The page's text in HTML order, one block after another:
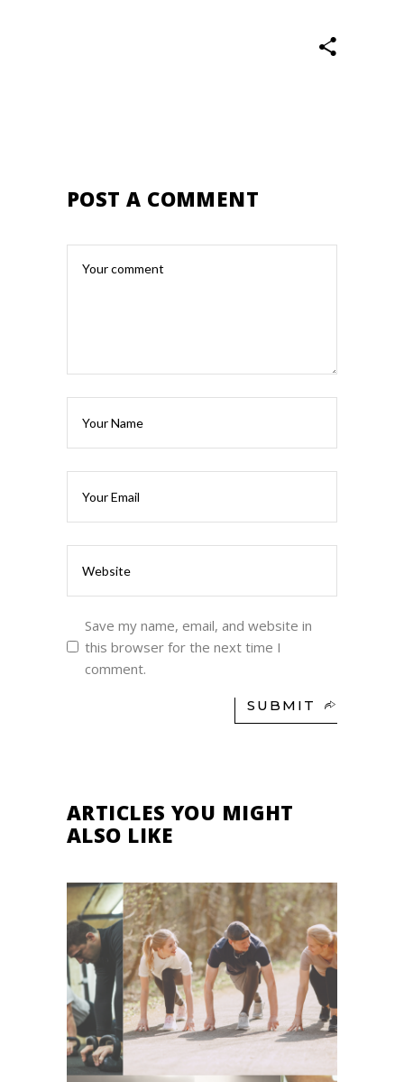
POST A COMMENT
Save my name, email, and website in
this browser for the next time I
comment.
SUBMIT
ARTICLES YOU MIGHT
ALSO LIKE